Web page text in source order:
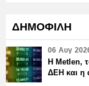
ΔΗΜΟΦΙΛΗ
06 Αυγ
H Metlen,
ΔΕΗ και η